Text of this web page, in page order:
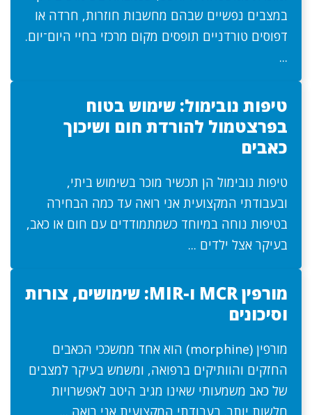
במצבים נפשיים שבהם מחשבות חוזרות, חרדה או
דפוסים טורדניים תופסים מקום מרכזי בחיי היום־יום.
...
טיפות נובימול: שימוש בטוח
בפרצטמול להורדת חום ושיכוך
כאבים
טיפות נובימול הן תכשיר מוכר בשימוש ביתי,
ובעבודתי המקצועית אני רואה עד כמה הבחירה
בטיפות נוחה במיוחד כשמתמודדים עם חום או כאב,
בעיקר אצל ילדים ...
מורפין MCR ו-MIR: שימושים, צורות
וסיכונים
מורפין (morphine) הוא אחד ממשככי הכאבים
החזקים והוותיקים ברפואה, ומשמש בעיקר למצבים
של כאב משמעותי שאינו מגיב היטב לאפשרויות
חלשות יותר. בעבודתי המקצועית אני רואה ...